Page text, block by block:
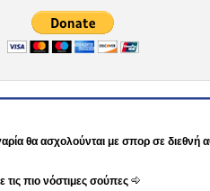
θα ασχολούνται με σπορ σε
πιο νόστιμες σούπες